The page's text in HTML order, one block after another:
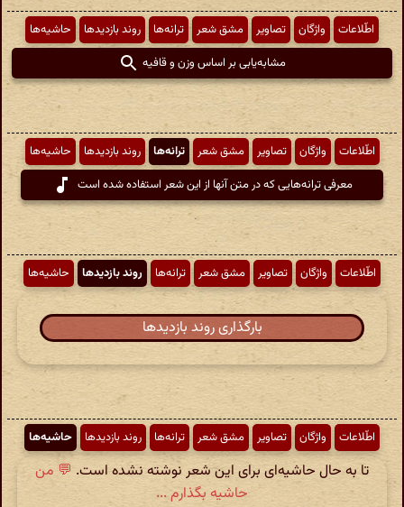
اطّلاعات واژگان تصاویر مشق شعر ترانه‌ها روند بازدیدها
حاشیه‌ها
مشابه‌یابی بر اساس وزن و قافیه
اطّلاعات واژگان تصاویر مشق شعر ترانه‌ها روند بازدیدها
حاشیه‌ها
معرفی ترانه‌هایی که در متن آنها از این شعر استفاده شده است
اطّلاعات واژگان تصاویر مشق شعر ترانه‌ها روند بازدیدها حاشیه‌ها
بارگذاری روند بازدیدها
اطّلاعات واژگان تصاویر مشق شعر ترانه‌ها روند بازدیدها حاشیه‌ها
تا به حال حاشیه‌ای برای این شعر نوشته نشده است. 💬 من
حاشیه بگذارم ...